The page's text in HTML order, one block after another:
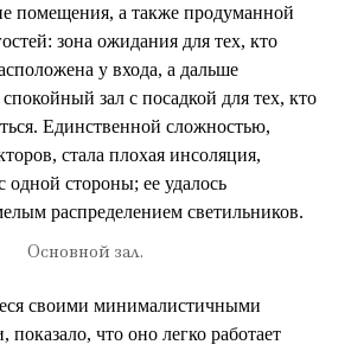
помещения, а также продуманной
зона ожидания для тех, кто
у входа, а дальше
зал с посадкой для тех, кто
Единственной сложностью,
стала плохая инсоляция,
одной стороны; ее удалось
распределением светильников.
Основной зал.
своими минималистичными
что оно легко работает